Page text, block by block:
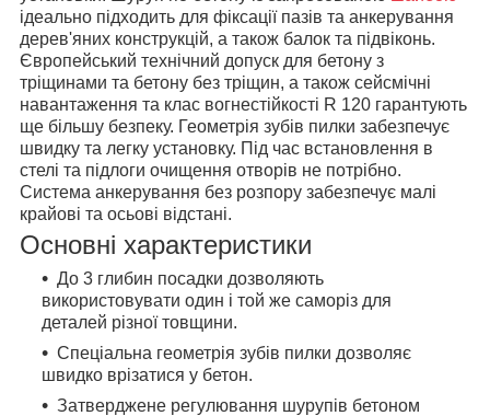
ідеально підходить для фіксації пазів та анкерування
дерев'яних конструкцій, а також балок та підвіконь.
Європейський технічний допуск для бетону з
тріщинами та бетону без тріщин, а також сейсмічні
навантаження та клас вогнестійкості R 120 гарантують
ще більшу безпеку. Геометрія зубів пилки забезпечує
швидку та легку установку. Під час встановлення в
стелі та підлоги очищення отворів не потрібно.
Система анкерування без розпору забезпечує малі
крайові та осьові відстані.
Основні характеристики
До 3 глибин посадки дозволяють
використовувати один і той же саморіз для
деталей різної товщини.
Спеціальна геометрія зубів пилки дозволяє
швидко врізатися у бетон.
Затверджене регулювання шурупів бетоном